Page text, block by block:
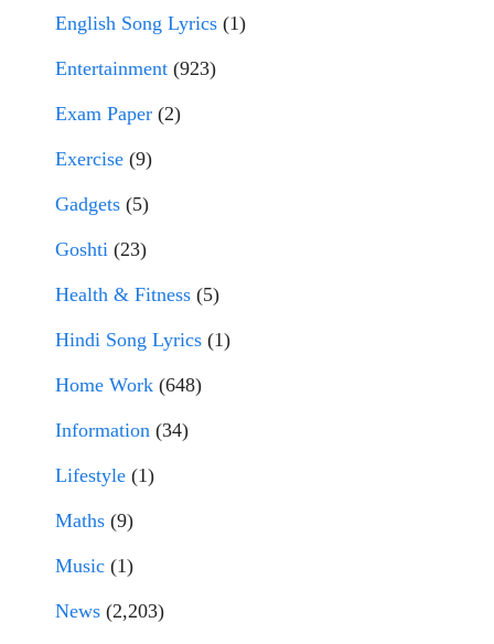
English Song Lyrics (1)
Entertainment (923)
Exam Paper (2)
Exercise (9)
Gadgets (5)
Goshti (23)
Health & Fitness (5)
Hindi Song Lyrics (1)
Home Work (648)
Information (34)
Lifestyle (1)
Maths (9)
Music (1)
News (2,203)